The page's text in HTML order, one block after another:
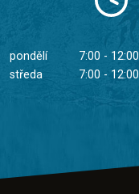
pondělí 7:00 - 12:00
středa
7:00 - 12:00